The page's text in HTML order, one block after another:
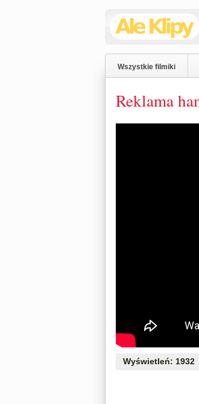
Wszystkie filmiki
Reklama
Wyświetleń: 1932